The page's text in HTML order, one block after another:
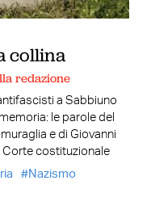
collina
redazione
a Sabbiuno
le parole del
e di Giovanni
Corte costituzionale
Nazismo